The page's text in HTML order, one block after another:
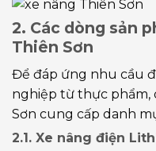
2. Các dòng sản
Thiên Sơn
Để đáp ứng nhu cầu
nghiệp từ thực phẩm,
Sơn cung cấp danh
2.1. Xe nâng điện